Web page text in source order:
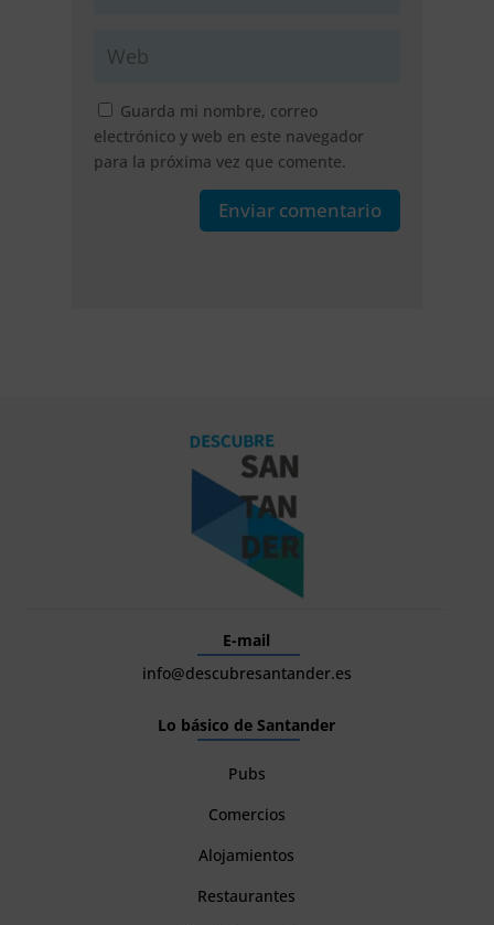
Guarda mi nombre, correo
electrónico y web en este navegador
para la próxima vez que comente.
Enviar comentario
E-mail
info@descubresantander.es
Lo básico de Santander
Pubs
Comercios
Alojamientos
Restaurantes